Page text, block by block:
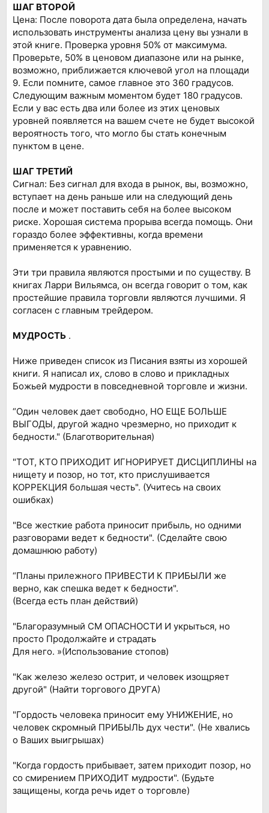
ШАГ ВТОРОЙ
Цена: После поворота дата была определена, начать
использовать инструменты анализа цену вы узнали в
этой книге. Проверка уровня 50% от максимума.
Проверьте, 50% в ценовом диапазоне или на рынке,
возможно, приближается ключевой угол на площади
9. Если помните, самое главное это 360 градусов.
Следующим важным моментом будет 180 градусов.
Если у вас есть два или более из этих ценовых
уровней появляется на вашем счете не будет высокой
вероятность того, что могло бы стать конечным
пунктом в цене.
ШАГ ТРЕТИЙ
Сигнал: Без сигнал для входа в рынок, вы, возможно,
вступает на день раньше или на следующий день
после и может поставить себя на более высоком
риске. Хорошая система прорыва всегда помощь. Они
гораздо более эффективны, когда времени
применяется к уравнению.
Эти три правила являются простыми и по существу. В
книгах Ларри Вильямса, он всегда говорит о том, как
простейшие правила торговли являются лучшими. Я
согласен с главным трейдером.
МУДРОСТЬ .
Ниже приведен список из Писания взяты из хорошей
книги. Я написал их, слово в слово и прикладных
Божьей мудрости в повседневной торговле и жизни.
“Один человек дает свободно, НО ЕЩЕ БОЛЬШЕ
ВЫГОДЫ, другой жадно чрезмерно, но приходит к
бедности." (Благотворительная)
"ТОТ, КТО ПРИХОДИТ ИГНОРИРУЕТ ДИСЦИПЛИНЫ на
нищету и позор, но тот, кто прислушивается
КОРРЕКЦИЯ большая честь". (Учитесь на своих
ошибках)
"Все жесткие работа приносит прибыль, но одними
разговорами ведет к бедности". (Сделайте свою
домашнюю работу)
“Планы прилежного ПРИВЕСТИ К ПРИБЫЛИ же
верно, как спешка ведет к бедности".
(Всегда есть план действий)
"Благоразумный СМ ОПАСНОСТИ И укрыться, но
просто Продолжайте и страдать
Для него. »(Использование стопов)
"Как железо железо острит, и человек изощряет
другой" (Найти торгового ДРУГА)
"Гордость человека приносит ему УНИЖЕНИЕ, но
человек скромный ПРИБЫЛЬ дух чести". (Не хвались
о Ваших выигрышах)
"Когда гордость прибывает, затем приходит позор, но
со смирением ПРИХОДИТ мудрости". (Будьте
защищены, когда речь идет о торговле)